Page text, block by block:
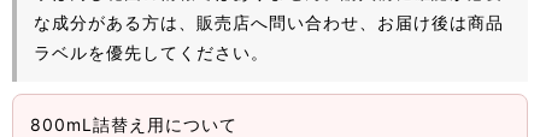
な成分がある方は、販売店へ問い合わせ、お届け後は商品
ラベルを優先してください。
800mL詰替え用について